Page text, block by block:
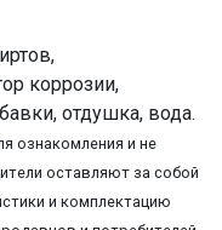
коррозии,
отдушка, вода.
ознакомления и не
оставляют за собой
и комплектацию